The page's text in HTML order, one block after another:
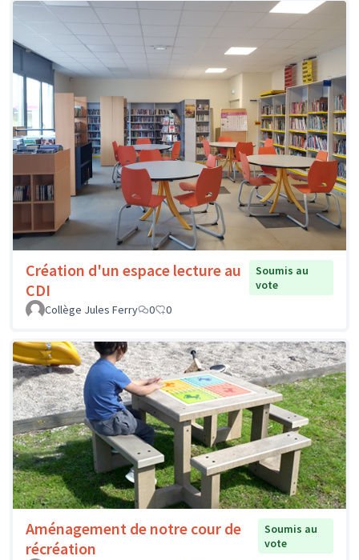
Création d'un espace lecture au
CDI
Soumis au
vote
Collège Jules Ferry
0 0
Aménagement de notre cour de
récréation
Soumis au
vote